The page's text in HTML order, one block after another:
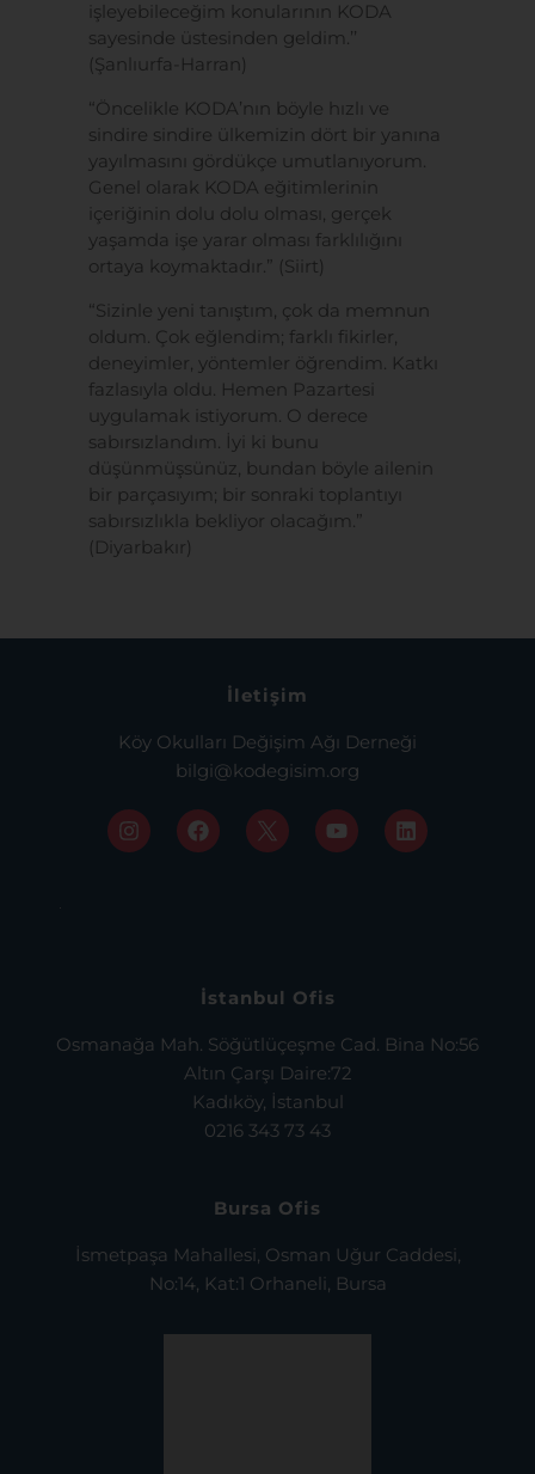
işleyebileceğim konularının KODA
sayesinde üstesinden geldim.’’
(Şanlıurfa-Harran)
“Öncelikle KODA’nın böyle hızlı ve
sindire sindire ülkemizin dört bir yanına
yayılmasını gördükçe umutlanıyorum.
Genel olarak KODA eğitimlerinin
içeriğinin dolu dolu olması, gerçek
yaşamda işe yarar olması farklılığını
ortaya koymaktadır.” (Siirt)
“Sizinle yeni tanıştım, çok da memnun
oldum. Çok eğlendim; farklı fikirler,
deneyimler, yöntemler öğrendim. Katkı
fazlasıyla oldu. Hemen Pazartesi
uygulamak istiyorum. O derece
sabırsızlandım. İyi ki bunu
düşünmüşsünüz, bundan böyle ailenin
bir parçasıyım; bir sonraki toplantıyı
sabırsızlıkla bekliyor olacağım.”
(Diyarbakır)
İletişim
Köy Okulları Değişim Ağı Derneği
bilgi@kodegisim.org
İstanbul Ofis
Osmanağa Mah. Söğütlüçeşme Cad. Bina No:56
Altın Çarşı Daire:72
Kadıköy, İstanbul
0216 343 73 43
Bursa Ofis
İsmetpaşa Mahallesi, Osman Uğur Caddesi,
No:14, Kat:1 Orhaneli, Bursa